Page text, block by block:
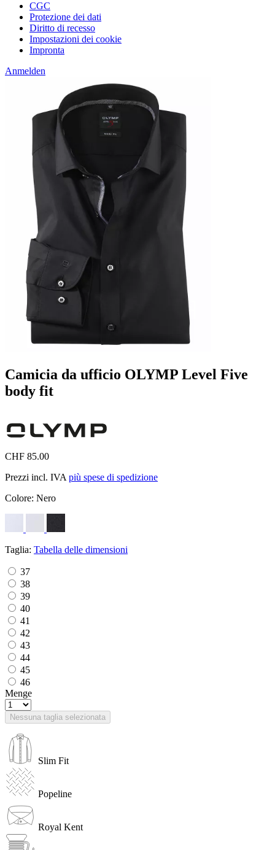
CGC
Protezione dei dati
Diritto di recesso
Impostazioni dei cookie
Impronta
Anmelden
Camicia da ufficio OLYMP Level Five
body fit
CHF 85.00
Prezzi incl. IVA più spese di spedizione
Colore: Nero
Taglia: Tabella delle dimensioni
37
38
39
40
41
42
43
44
45
46
Menge
Nessuna taglia selezionata
Slim Fit
Popeline
Royal Kent